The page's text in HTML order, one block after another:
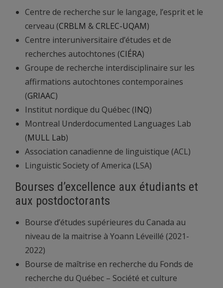
Centre de recherche sur le langage, l’esprit et le
cerveau (CRBLM &CRLEC-UQAM)
Centre interuniversitaire d’études et de
recherches autochtones (CIÉRA)
Groupe de recherche interdisciplinaire sur les
affirmations autochtones contemporaines
(GRIAAC)
Institut nordique du Québec (INQ)
Montreal Underdocumented Languages Lab
(MULL Lab)
Association canadienne de linguistique (ACL)
Linguistic Society of America (LSA)
Bourses d’excellence aux étudiants et
aux postdoctorants
Bourse d’études supérieures du Canada au
niveau de la maitrise à Yoann Léveillé (2021-
2022)
Bourse de maîtrise en recherche du Fonds de
recherche du Québec – Société et culture